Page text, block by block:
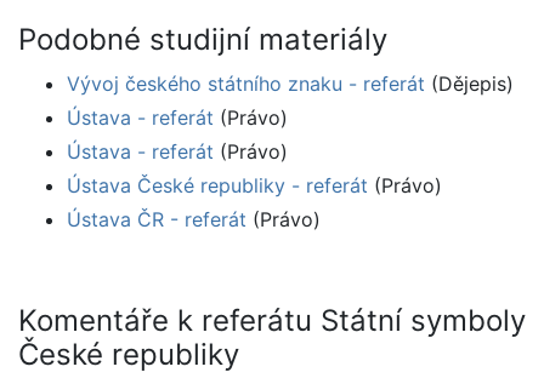
Podobné studijní materiály
Vývoj českého státního znaku - referát (Dějepis)
Ústava - referát (Právo)
Ústava - referát (Právo)
Ústava České republiky - referát (Právo)
Ústava ČR - referát (Právo)
Komentáře k referátu Státní symboly
České republiky